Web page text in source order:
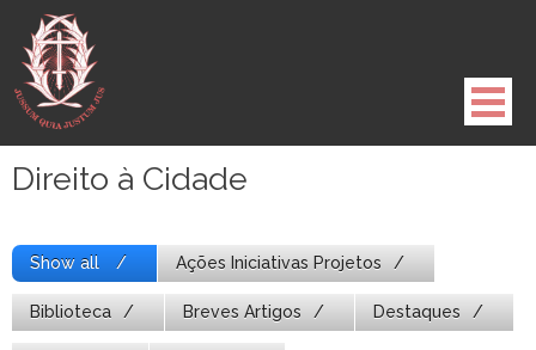
para
conteúdo
Direito à Cidade
Show all Ações Iniciativas Projetos
Biblioteca Breves Artigos Destaques